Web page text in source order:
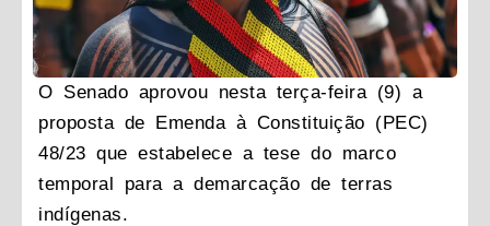
O Senado aprovou nesta terça-feira (9) a
proposta de Emenda à Constituição (PEC)
48/23 que estabelece a tese do marco
temporal para a demarcação de terras
indígenas.